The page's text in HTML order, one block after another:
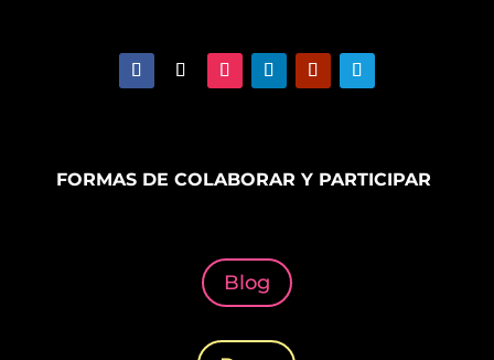
FORMAS DE COLABORAR Y PARTICIPAR
Blog